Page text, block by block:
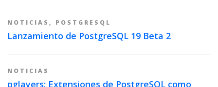
NOTICIAS , POSTGRESQL
Lanzamiento de PostgreSQL 19 Beta 2
NOTICIAS
pglayers: Extensiones de PostgreSQL como